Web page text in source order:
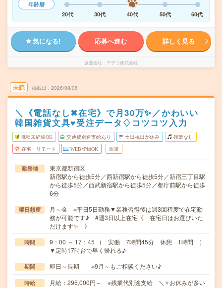
年齢層
20代
30代 40代 50代 60代
気になる! 応募へ進む 詳しく見る
派遣会社 アデコ株式会社
未読 掲載日 2026/08/06
＼《電話なし✖在宅》で月30万✨／かわいい
韓国雑貨文具♥受注データ♢コツコツ入力
職種未経験OK 交通費別途支給あり 土日祝日が休み 残業なし
在宅・リモート WEB登録OK 派遣
勤務地
東京都新宿区
新宿駅から徒歩5分／西新宿駅から徒歩5分／新宿三丁目駅
から徒歩5分／西武新宿駅から徒歩5分／都庁前駅から徒歩
6分
曜日頻度
月～金 ※平日5日勤務▼業務習得後は週3回程度で在宅勤
務が可能です♪ #週3日以上在宅《 在宅日はお選びいた
だけます✨ 》
時間
9：00 ～ 17：45 （ 実働 7時間45分 休憩 1時間 ）
▼定時17時台で早く帰れる♪
期間 即日～長期 ※9月～もご相談ください♪
時給
月給：295,000円～ ※残業代別途支給 ＼✧お休みが多い